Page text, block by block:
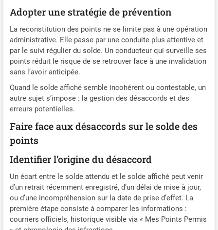
Adopter une stratégie de prévention
La reconstitution des points ne se limite pas à une opération
administrative. Elle passe par une conduite plus attentive et
par le suivi régulier du solde. Un conducteur qui surveille ses
points réduit le risque de se retrouver face à une invalidation
sans l’avoir anticipée.
Quand le solde affiché semble incohérent ou contestable, un
autre sujet s’impose : la gestion des désaccords et des
erreurs potentielles.
Faire face aux désaccords sur le solde des
points
Identifier l’origine du désaccord
Un écart entre le solde attendu et le solde affiché peut venir
d’un retrait récemment enregistré, d’un délai de mise à jour,
ou d’une incompréhension sur la date de prise d’effet. La
première étape consiste à comparer les informations :
courriers officiels, historique visible via « Mes Points Permis